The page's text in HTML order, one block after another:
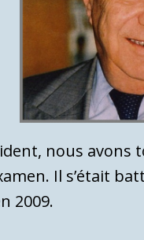
nous
Il s’était
2009.